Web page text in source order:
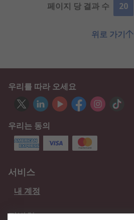
페이지 당 결과 수
20
위로 가기
우리를 따라 오세요
우리는 동의
서비스
내 계정
적법한